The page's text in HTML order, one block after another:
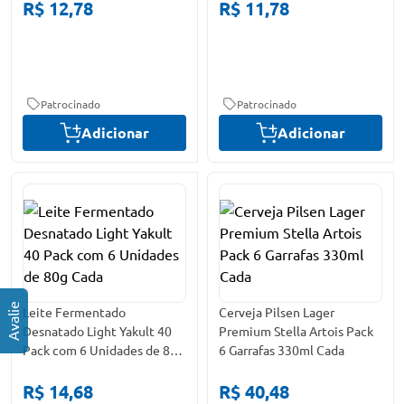
R$ 12,78
Patrocinado
Adicionar
R$ 11,78
Patrocinado
Adicionar
Leite Fermentado
Desnatado Light Yakult 40
Pack com 6 Unidades de 80g
R$ 14,68
Cerveja Pilsen Lager
Premium Stella Artois Pack
6 Garrafas 330ml Cada
R$ 40,48